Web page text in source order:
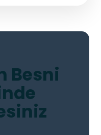
Besni